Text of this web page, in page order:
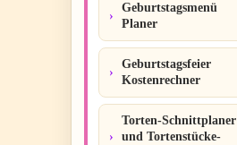
Geburtstagsmenü
Planer
Geburtstagsfeier
Kostenrechner
Torten-Schnittplaner
und Tortenstücke-